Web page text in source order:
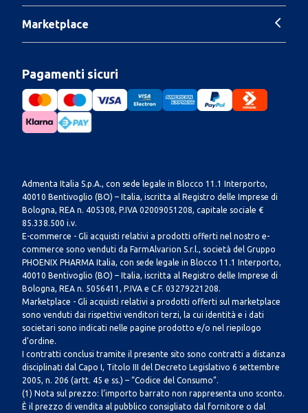
Marketplace
Pagamenti sicuri
Admenta Italia S.p.A., con sede legale in Blocco 11.1 Interporto,
40010 Bentivoglio (BO) – Italia, iscritta al Registro delle Imprese di
Bologna, REA n. 405308, P.IVA 02009051208, capitale sociale €
85.338.500 i.v.
E-commerce - Gli acquisti relativi a prodotti offerti nel nostro e-
commerce sono venduti da FarmAlvarion S.r.l., società del Gruppo
PHOENIX PHARMA Italia, con sede legale in Blocco 11.1 Interporto,
40010 Bentivoglio (BO) – Italia, iscritta al Registro delle Imprese di
Bologna, REA n. 5056411, P.IVA e C.F. 03279221208.
Marketplace - Gli acquisti relativi a prodotti offerti sul marketplace
sono venduti dai rispettivi venditori terzi, la cui identità e i dati
societari sono indicati nelle pagine prodotto e/o nel riepilogo
d’ordine.
I contratti conclusi tramite il presente sito sono contratti a distanza
disciplinati dal Capo I, Titolo III del Decreto Legislativo 6 settembre
2005, n. 206 (artt. 45 e ss.) – “Codice del Consumo”.
(1) Nota sul prezzo: l’importo barrato non rappresenta uno sconto.
È il prezzo di vendita al pubblico consigliato dal fornitore o dal